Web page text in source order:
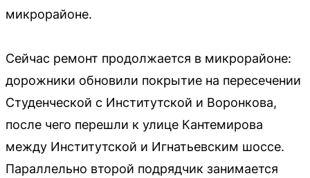
микрорайоне.
Сейчас ремонт продолжается в микрорайоне:
дорожники обновили покрытие на пересечении
Студенческой с Институтской и Воронкова,
после чего перешли к улице Кантемирова
между Институтской и Игнатьевским шоссе.
Параллельно второй подрядчик занимается